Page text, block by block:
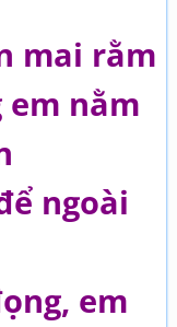
mai rằm
em nằm
ngoài
em